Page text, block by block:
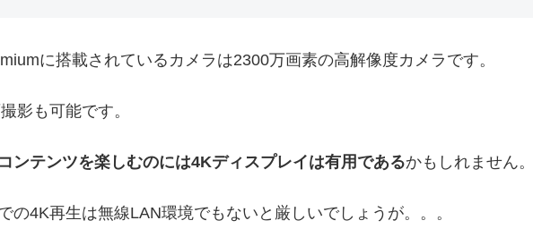
に搭載されているカメラは2300万画素の高解像度カメラです。
影も可能です。
ンテンツを楽しむのには4Kディスプレイは有用であるかもしれません。
の4K再生は無線LAN環境でもないと厳しいでしょうが。。。